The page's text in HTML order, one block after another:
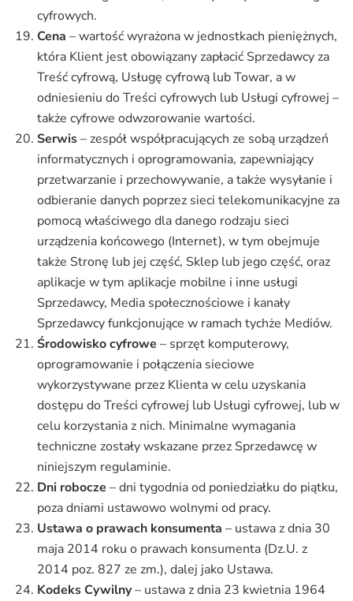
cyfrowych.
Cena – wartość wyrażona w jednostkach pieniężnych,
która Klient jest obowiązany zapłacić Sprzedawcy za
Treść cyfrową, Usługę cyfrową lub Towar, a w
odniesieniu do Treści cyfrowych lub Usługi cyfrowej –
także cyfrowe odwzorowanie wartości.
Serwis– zespół współpracujących ze sobą urządzeń
informatycznych i oprogramowania, zapewniający
przetwarzanie i przechowywanie, a także wysyłanie i
odbieranie danych poprzez sieci telekomunikacyjne za
pomocą właściwego dla danego rodzaju sieci
urządzenia końcowego (Internet), w tym obejmuje
także Stronę lub jej część, Sklep lub jego część, oraz
aplikacje w tym aplikacje mobilne i inne usługi
Sprzedawcy, Media społecznościowe i kanały
Sprzedawcy funkcjonujące w ramach tychże Mediów.
Środowisko cyfrowe – sprzęt komputerowy,
oprogramowanie i połączenia sieciowe
wykorzystywane przez Klienta w celu uzyskania
dostępu do Treści cyfrowej lub Usługi cyfrowej, lub w
celu korzystania z nich. Minimalne wymagania
techniczne zostały wskazane przez Sprzedawcę w
niniejszym regulaminie.
Dni robocze – dni tygodnia od poniedziałku do piątku,
poza dniami ustawowo wolnymi od pracy.
Ustawa o prawach konsumenta – ustawa z dnia 30
maja 2014 roku o prawach konsumenta (Dz.U. z
2014 poz. 827 ze zm.), dalej jako Ustawa.
Kodeks Cywilny– ustawa z dnia 23 kwietnia 1964